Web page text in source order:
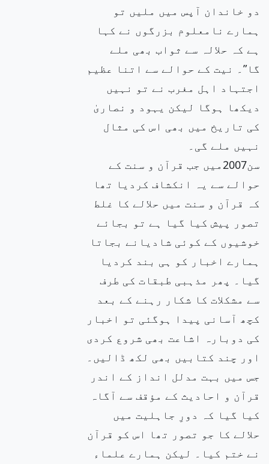
دو خاندان آپس میں ملیں تو
ہمارے نامعلوم بزرگوں نے کہا
ہے کہ حلالہ سے ثواب بھی ملے
گا”۔ نیت کے حوالے سے اتنا عظیم
اجتہاد اہل مغرب نے تو نہیں
دیکھا ہوگا لیکن یہود و نصاریٰ
کی تاریخ میں بھی اس کی مثال
نہیں ملے گی۔
سن2007میں جب قرآن و سنت کے
حوالے سے یہ انکشاف کردیا تھا
کہ قرآن و سنت میں حلالے کا غلط
تصور پیش کیا گیا ہے تو بجائے
خوشیوں کے کوئی شادیانے بجاتا
ہمارے اخبار کو ہی بند کردیا
گیا۔ پھر مذہبی طبقات کی طرف
سے مشکلات کا شکار رہنے کے بعد
کچھ آسانی پیدا ہوگئی تو اخبار
کی دوبارہ اشاعت بھی شروع کردی
اور چند کتابیں بھی لکھ ڈالیں۔
جس میں بہت مدلل انداز کے اندر
قرآن و احادیث کے مؤقف سے آگاہ
کیا گیا کہ دورِ جاہلیت میں
حلالے کا جو تصور تھا اس کو قرآن
نے ختم کیا۔ لیکن ہمارے علماء